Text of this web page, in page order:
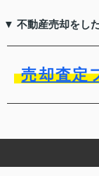
▼ 不動産売却をし
売却査定